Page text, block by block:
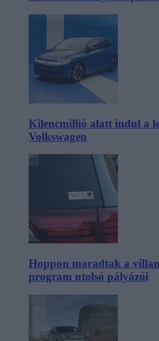
Kilencmillió alatt indul a
Volkswagen
Hoppon maradtak a
program utolsó pályázói